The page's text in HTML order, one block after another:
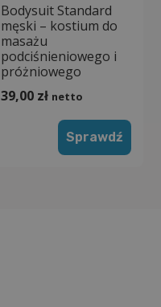
Bodysuit Standard
męski – kostium do
masażu
podciśnieniowego i
próżniowego
39,00 zł netto
Sprawdź